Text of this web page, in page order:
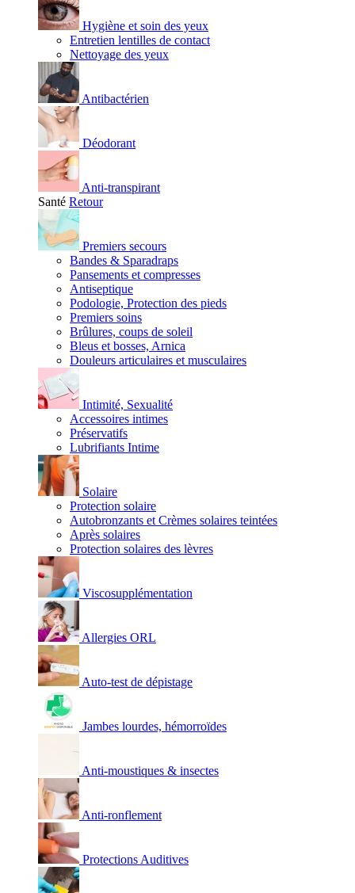
Hygiène et soin des yeux
Entretien lentilles de contact
Nettoyage des yeux
Antibactérien
Déodorant
Anti-transpirant
Santé Retour
Premiers secours
Bandes & Sparadraps
Pansements et compresses
Antiseptique
Podologie, Protection des pieds
Premiers soins
Brûlures, coups de soleil
Bleus et bosses, Arnica
Douleurs articulaires et musculaires
Intimité, Sexualité
Accessoires intimes
Préservatifs
Lubrifiants Intime
Solaire
Protection solaire
Autobronzants et Crèmes solaires teintées
Après solaires
Protection solaires des lèvres
Viscosupplémentation
Allergies ORL
Auto-test de dépistage
Jambes lourdes, hémorroïdes
Anti-moustiques & insectes
Anti-ronflement
Protections Auditives